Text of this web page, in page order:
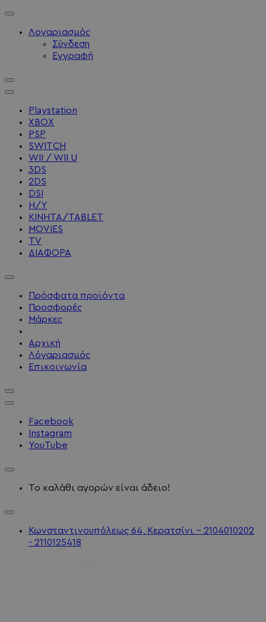
Λογαριασμός
Σύνδεση
Εγγραφή
Playstation
XBOX
PSP
SWITCH
WII / WII U
3DS
2DS
DSI
Η/Υ
ΚΙΝΗΤΑ/TABLET
MOVIES
TV
ΔΙΑΦΟΡΑ
Πρόσφατα προϊόντα
Προσφορές
Μάρκες
Αρχική
Λόγαριασμός
Επικοινωνία
Facebook
Instagram
YouTube
Το καλάθι αγορών είναι άδειο!
Κωνσταντινουπόλεως 64, Κερατσίνι - 2104010202
- 2110125418